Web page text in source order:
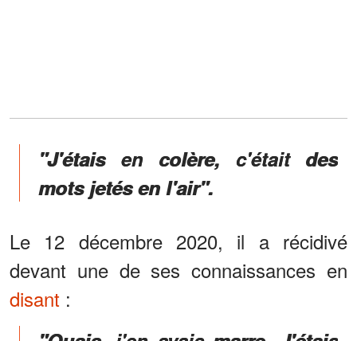
"J'étais en colère, c'était des
mots jetés en l'air".
Le 12 décembre 2020, il a récidivé
devant une de ses connaissances en
disant :